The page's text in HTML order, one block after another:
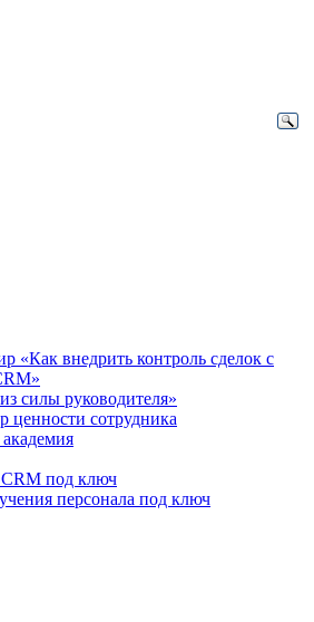
«Как внедрить контроль сделок с
силы руководителя»
ценности сотрудника
под ключ
персонала под ключ